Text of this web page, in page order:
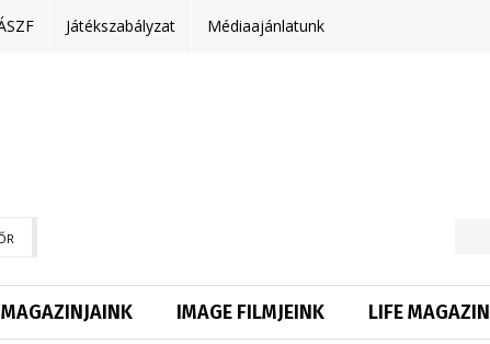
Játékszabályzat Médiaajánlatunk
MAGAZINJAINK IMAGE FILMJEINK LIFE MAGAZIN